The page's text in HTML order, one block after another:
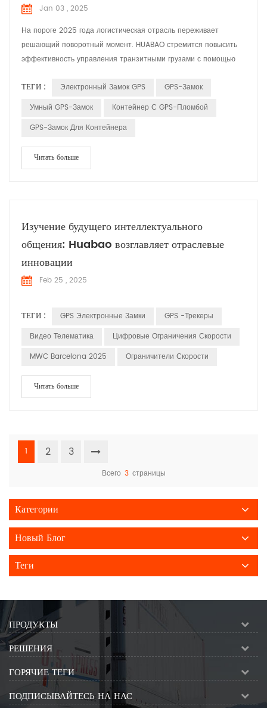
Jan 03 , 2025
На пороге 2025 года логистическая отрасль переживает
решающий поворотный момент. HUABAO стремится повысить
эффективность управления транзитными грузами с помощью
считаем, что с помощью интеллектуальных решений мы сможем
значительно повысить безопасность и эффективность
клиентам. Электрон...
ТЕГИ : Электронный Замок GPS
GPS-Замок
Умный GPS-Замок
Контейнер С GPS-Пломбой
GPS-Замок Для Контейнера
Читать больше
Изучение будущего интеллектуального
общения: Huabao возглавляет отраслевые
инновации
Feb 25 , 2025
ТЕГИ : GPS Электронные Замки
GPS -трекеры
Видео Телематика
Цифровые Ограничения Скорости
MWC Barcelona 2025
Ограничители Скорости
Читать больше
1 2 3
Всего 3 страницы
Категории
Новый Блог
Теги
ПРОДУКТЫ
РЕШЕНИЯ
ГОРЯЧИЕ ТЕГИ
ПОДПИСЫВАЙТЕСЬ НА НАС